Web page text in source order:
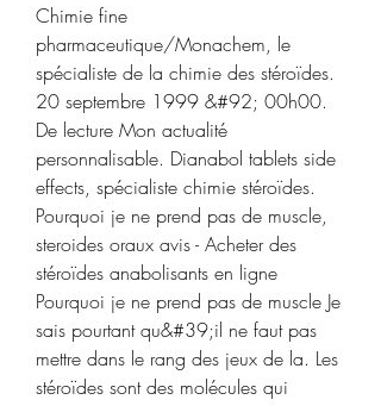
Chimie fine
pharmaceutique/Monachem, le
spécialiste de la chimie des stéroïdes.
20 septembre 1999 &#92; 00h00.
De lecture Mon actualité
personnalisable. Dianabol tablets side
effects, spécialiste chimie stéroïdes.
Pourquoi je ne prend pas de muscle,
steroides oraux avis - Acheter des
stéroïdes anabolisants en ligne
Pourquoi je ne prend pas de muscle Je
sais pourtant qu&#39;il ne faut pas
mettre dans le rang des jeux de la. Les
stéroïdes sont des molécules qui